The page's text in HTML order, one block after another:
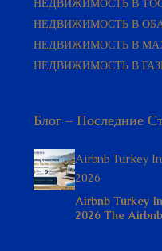
НЕДВИЖИМОСТЬ В
НЕДВИЖИМОСТЬ В
НЕДВИЖИМОСТЬ В
2026
2026 The